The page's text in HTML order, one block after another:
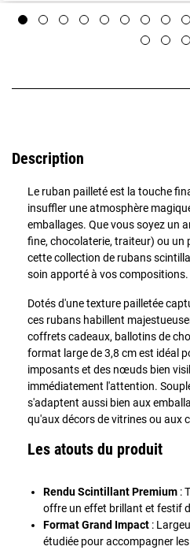
Description
Le ruban pailleté est la touche
insuffler une atmosphère
emballages. Que vous soyez un
fine, chocolaterie, traiteur) ou un
cette collection de rubans
soin apporté à vos compositions.
Dotés d'une texture pailletée
ces rubans habillent
coffrets cadeaux, ballotins de
format large de 3,8 cm est idéal
imposants et des nœuds bien
immédiatement l'attention.
s'adaptent aussi bien aux
qu'aux décors de vitrines ou aux
Les atouts du produit
Rendu Scintillant Premium :
offre un effet brillant et festif
Format Grand Impact :
étudiée pour accompagner